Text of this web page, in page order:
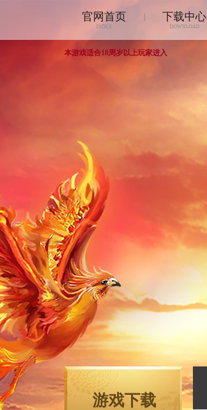
官网首页
INDEX
下载中心
DOWNLOAD
本游戏适合18周岁以上玩家进入
游戏下载